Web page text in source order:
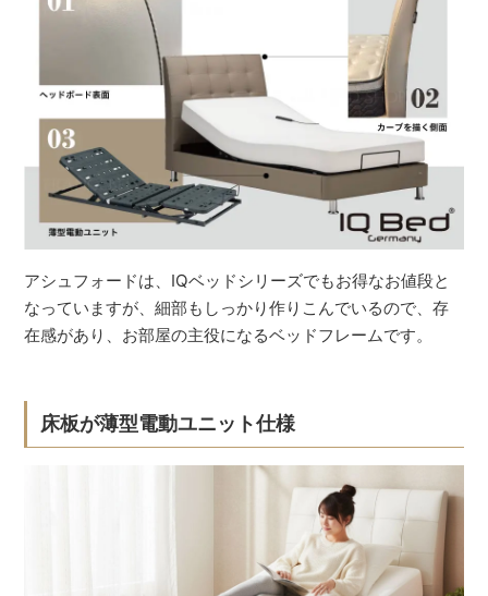
アシュフォードは、IQベッドシリーズでもお得なお値段と
なっていますが、細部もしっかり作りこんでいるので、存
在感があり、お部屋の主役になるベッドフレームです。
床板が薄型電動ユニット仕様